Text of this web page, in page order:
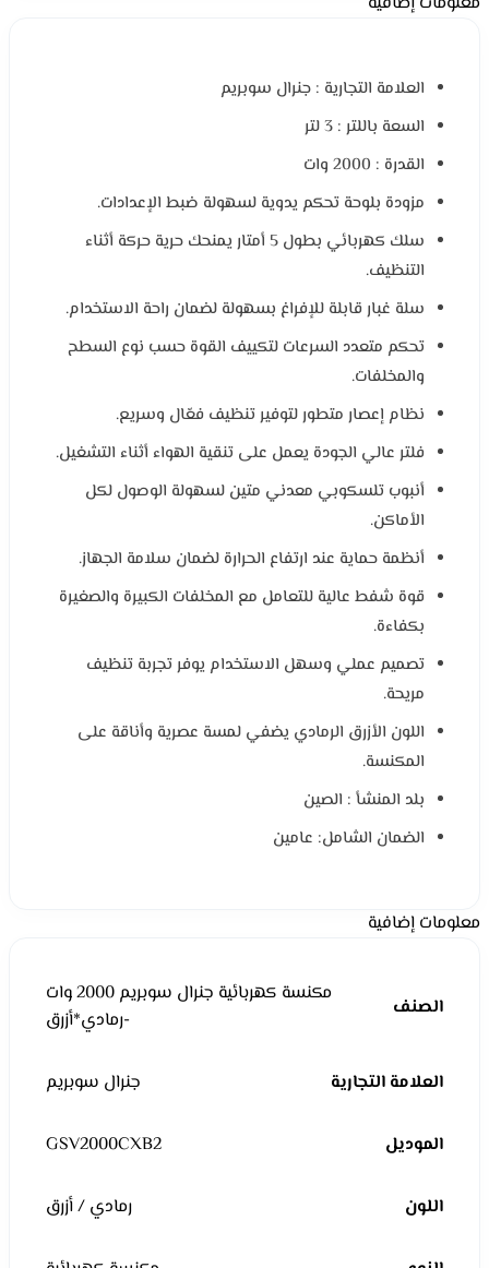
العلامة التجارية : جنرال سوبريم
السعة باللتر : 3 لتر
القدرة : 2000 وات
مزودة بلوحة تحكم يدوية لسهولة ضبط الإعدادات.
سلك كهربائي بطول 5 أمتار يمنحك حرية حركة أثناء
التنظيف.
سلة غبار قابلة للإفراغ بسهولة لضمان راحة الاستخدام.
تحكم متعدد السرعات لتكييف القوة حسب نوع السطح
والمخلفات.
نظام إعصار متطور لتوفير تنظيف فعّال وسريع.
فلتر عالي الجودة يعمل على تنقية الهواء أثناء التشغيل.
أنبوب تلسكوبي معدني متين لسهولة الوصول لكل
الأماكن.
أنظمة حماية عند ارتفاع الحرارة لضمان سلامة الجهاز.
قوة شفط عالية للتعامل مع المخلفات الكبيرة والصغيرة
بكفاءة.
تصميم عملي وسهل الاستخدام يوفر تجربة تنظيف
مريحة.
اللون الأزرق الرمادي يضفي لمسة عصرية وأناقة على
المكنسة.
بلد المنشأ : الصين
الضمان الشامل: عامين
معلومات إضافية
الصنف
مكنسة كهربائية جنرال سوبريم 2000 وات
-رمادي*أزرق
العلامة التجارية جنرال سوبريم
الموديل GSV2000CXB2
اللون رمادي / أزرق